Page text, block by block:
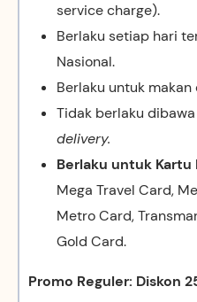
service charge).
Berlaku setiap hari
Nasional.
Berlaku untuk
Tidak berlaku
delivery.
Berlaku untuk Kartu
Mega Travel Card,
Metro Card,
Gold Card.
Promo Reguler: Diskon